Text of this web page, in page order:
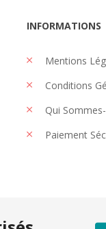
INFORMATIONS
Mentions
Conditions
Qui
Paiement